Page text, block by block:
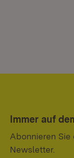
Immer auf
Abonnieren
Newsletter.